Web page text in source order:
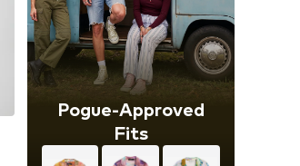
Pogue-Approved
Fits